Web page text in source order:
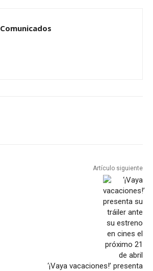
Comunicados
Artículo siguiente
‘¡Vaya vacaciones!’ presenta